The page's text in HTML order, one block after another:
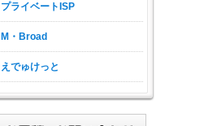
プライベートISP
M・Broad
えでゅけっと